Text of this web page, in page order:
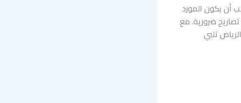
أن يكون المورد
ضرورية. مع
تلبي